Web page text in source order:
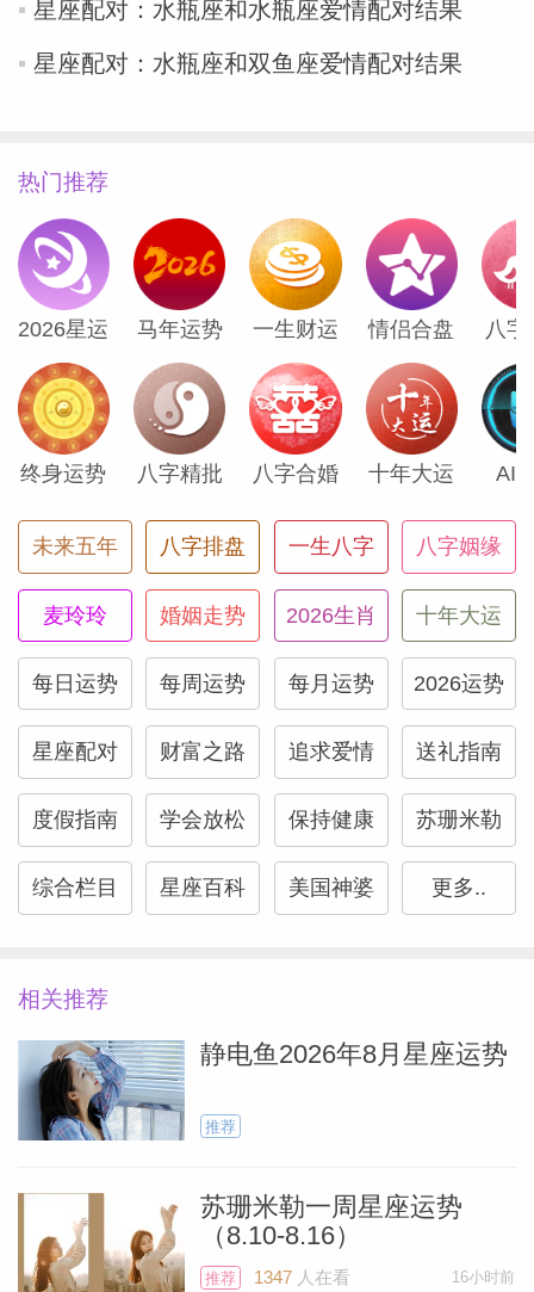
（Susan
星座配对：水瓶座和水瓶座爱情配对结果
星座配对：水瓶座和双鱼座爱情配对结果
热门推荐
2026星运 马年运势 一生财运 情侣合盘 八
终身运势 八字精批 八字合婚 十年大运 AI
未来五年 八字排盘 一生八字 八字姻缘
麦玲玲 婚姻走势 2026生肖 十年大运
每日运势 每周运势 每月运势 2026运势
星座配对 财富之路 追求爱情 送礼指南
度假指南 学会放松 保持健康 苏珊米勒
综合栏目 星座百科 美国神婆 更多..
相关推荐
静电鱼2026年8月星座运势
推荐
苏珊米勒一周星座运势
（8.10-8.16）
推荐 1347人在看 16小时前